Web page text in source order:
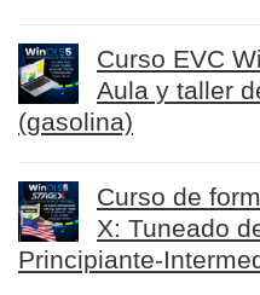
Curso EVC
Aula y taller
(gasolina)
Curso de
X: Tuneado
Principiante-